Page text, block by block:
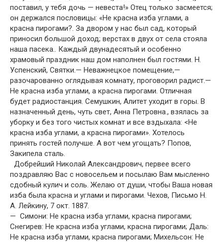
поставил, у тебя дочь — невеста!» Отец только засмеется;
он держался пословицы: «Не красна изба углами, а
красна пирогами?. За двором у нас был сад, который
приносил большой доход; верстах в двух от села стояла
наша пасека.. Каждый двунадесятый и особенно
храмовый праздник наш дом наполнен был гостями. Н.
Успенский, Святки.— Неважнецкое помещение,—
разочарованно оглядывая комнату, проговорил радист.—
Не красна изба углами, а красна пирогами. Отличная
будет радиостанция. Семушкин, Алитет уходит в горы. В
назначенный день, чуть свет, Анна Петровна., взялась за
уборку и без того чистых комнат и все вздыхала: <Не
красна изба углами, а красна пирогами». Хотелось
принять гостей получше. А вот чем угощать? Попов,
Закипела сталь.
Добрейший Николай Александрович, первее всего
поздравляю Вас с новосельем и посылаю Вам мысленно
сдобный кулич и соль. Желаю от души, чтобы Ваша новая
изба была красна и углами и пирогами. Чехов, Письмо Н.
А. Лейкину, 7 окт. 1887.
— Симони: Не красна изба углами, красна пирогами;
Снегирев: Не красна изба углами, красна пирогами; Даль:
Не красна изба углами, красна пирогами; Михельсон: Не